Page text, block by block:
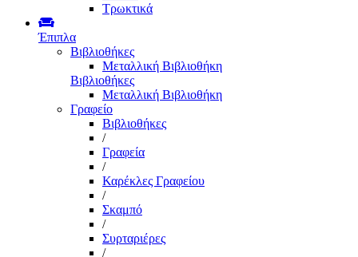
Τρωκτικά
Έπιπλα
Βιβλιοθήκες
Μεταλλική Βιβλιοθήκη
Βιβλιοθήκες
Μεταλλική Βιβλιοθήκη
Γραφείο
Βιβλιοθήκες
/
Γραφεία
/
Καρέκλες Γραφείου
/
Σκαμπό
/
Συρταριέρες
/